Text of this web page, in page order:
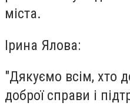
міста.
Ірина Ялова:
"Дякуємо всім, хто
доброї справи і